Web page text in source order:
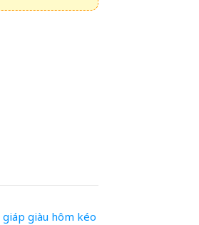
giáp giàu hôm kéo